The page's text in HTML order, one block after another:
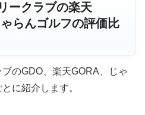
ークラブの楽天
らんゴルフの評価比
のGDO、楽天GORA、じゃ
に紹介します。